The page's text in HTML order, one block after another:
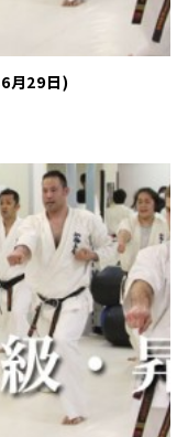
月29日)